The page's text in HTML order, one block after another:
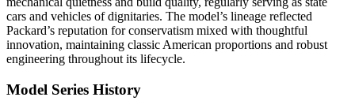
cars and vehicles of dignitaries. The model’s lineage reflected
Packard’s reputation for conservatism mixed with thoughtful
innovation, maintaining classic American proportions and robust
engineering throughout its lifecycle.
Model Series History